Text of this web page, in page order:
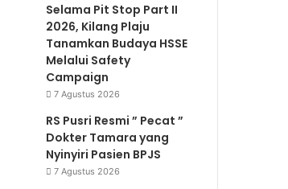
Selama Pit Stop Part II
2026, Kilang Plaju
Tanamkan Budaya HSSE
Melalui Safety
Campaign
7 Agustus 2026
RS Pusri Resmi ” Pecat ”
Dokter Tamara yang
Nyinyiri Pasien BPJS
7 Agustus 2026